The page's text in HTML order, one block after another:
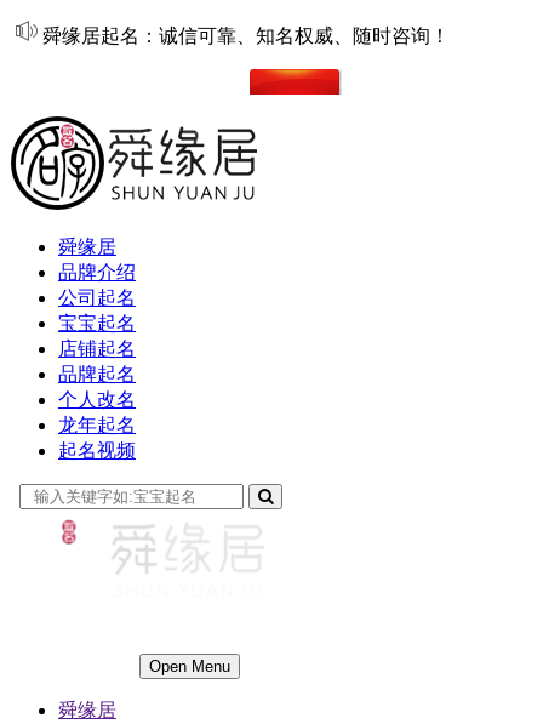
舜缘居起名：诚信可靠、知名权威、随时咨询！
舜缘居
品牌介绍
公司起名
宝宝起名
店铺起名
品牌起名
个人改名
龙年起名
起名视频
Open Menu
舜缘居